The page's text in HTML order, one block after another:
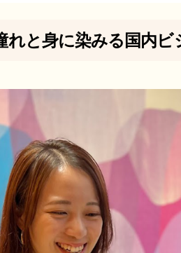
れと身に染みる国内ビ